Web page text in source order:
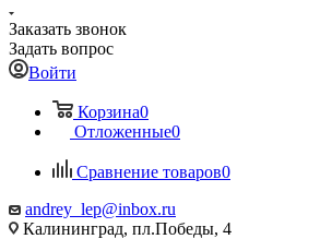
Заказать звонок
Задать вопрос
Войти
Корзина0
Отложенные0
Сравнение товаров0
andrey_lep@inbox.ru
Калининград, пл.Победы, 4